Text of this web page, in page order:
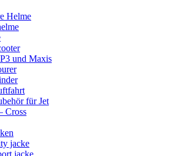
Helme
und Maxis
für Jet
Cross
jacke